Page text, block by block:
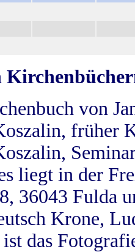
von
früher
liegt in der
36043 Fulda
Krone,
das